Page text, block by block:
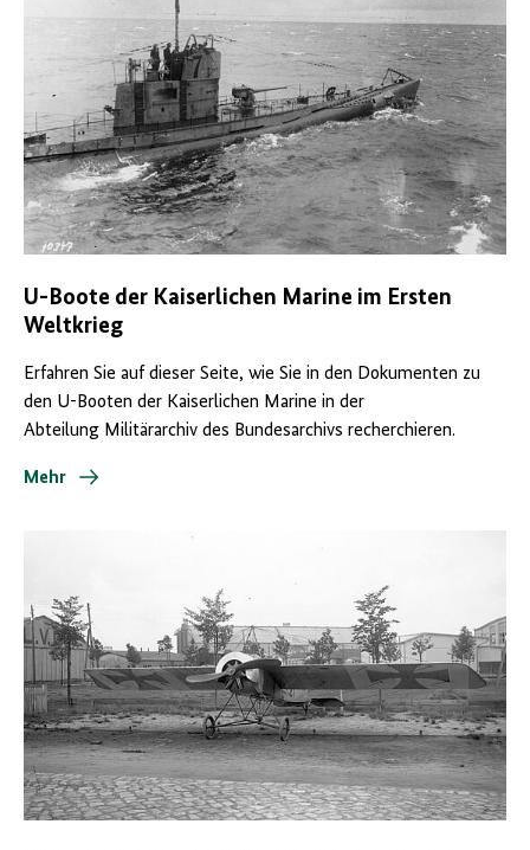
U-Boote der Kaiserlichen Marine im Ersten
Weltkrieg
Erfahren Sie auf dieser Seite, wie Sie in den Dokumenten zu
den U-Booten der Kaiserlichen Marine in der
Abteilung Militärarchiv des Bundesarchivs recherchieren.
Mehr